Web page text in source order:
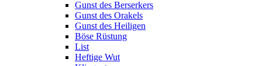
Gunst des Berserkers
Gunst des Orakels
Gunst des Heiligen
Böse Rüstung
List
Heftige Wut